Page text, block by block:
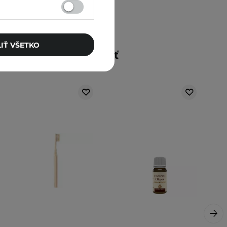
by vás zaujímať
VŠETKO